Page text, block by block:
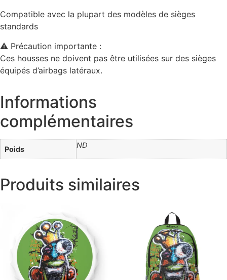
Compatible avec la plupart des modèles de sièges
standards
⚠️ Précaution importante :
Ces housses ne doivent pas être utilisées sur des sièges
équipés d’airbags latéraux.
Informations
complémentaires
Poids ND
Produits similaires